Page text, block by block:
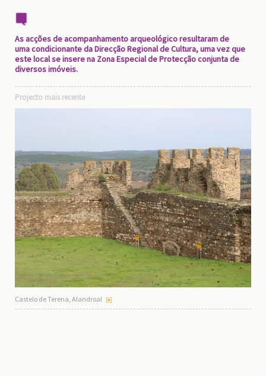
As acções de acompanhamento arqueológico resultaram de
uma condicionante da Direcção Regional de Cultura, uma vez que
este local se insere na Zona Especial de Protecção conjunta de
diversos imóveis.
Projecto mais recente
Castelo de Terena, Alandroal